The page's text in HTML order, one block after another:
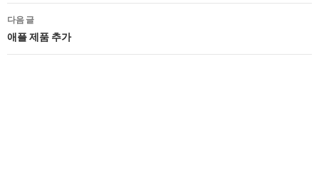
비
게
이
다음 글
애플 제품 추가